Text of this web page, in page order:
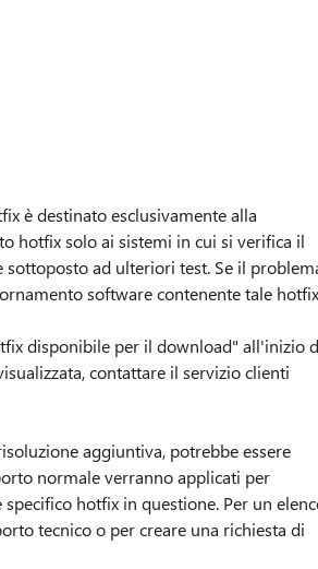
è destinato esclusivamente alla
hotfix solo ai sistemi in cui si verifica il
ad ulteriori test. Se il
software contenente tale
disponibile per il download" all'inizio
contattare il servizio clienti
aggiuntiva, potrebbe essere
normale verranno applicati per
hotfix in questione. Per un
tecnico o per creare una richiesta di